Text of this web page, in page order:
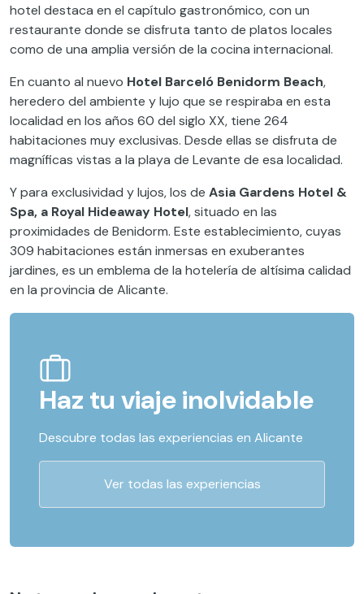
hotel destaca en el capítulo gastronómico, con un
restaurante donde se disfruta tanto de platos locales
como de una amplia versión de la cocina internacional.
En cuanto al nuevo Hotel Barceló Benidorm Beach,
heredero del ambiente y lujo que se respiraba en esta
localidad en los años 60 del siglo XX, tiene 264
habitaciones muy exclusivas. Desde ellas se disfruta de
magníficas vistas a la playa de Levante de esa localidad.
Y para exclusividad y lujos, los de Asia Gardens Hotel &
Spa, a Royal Hideaway Hotel, situado en las
proximidades de Benidorm. Este establecimiento, cuyas
309 habitaciones están inmersas en exuberantes
jardines, es un emblema de la hotelería de altísima calidad
en la provincia de Alicante.
Haz tu viaje inolvidable
Descubre todas las experiencias en Alicante
Ver todas las experiencias